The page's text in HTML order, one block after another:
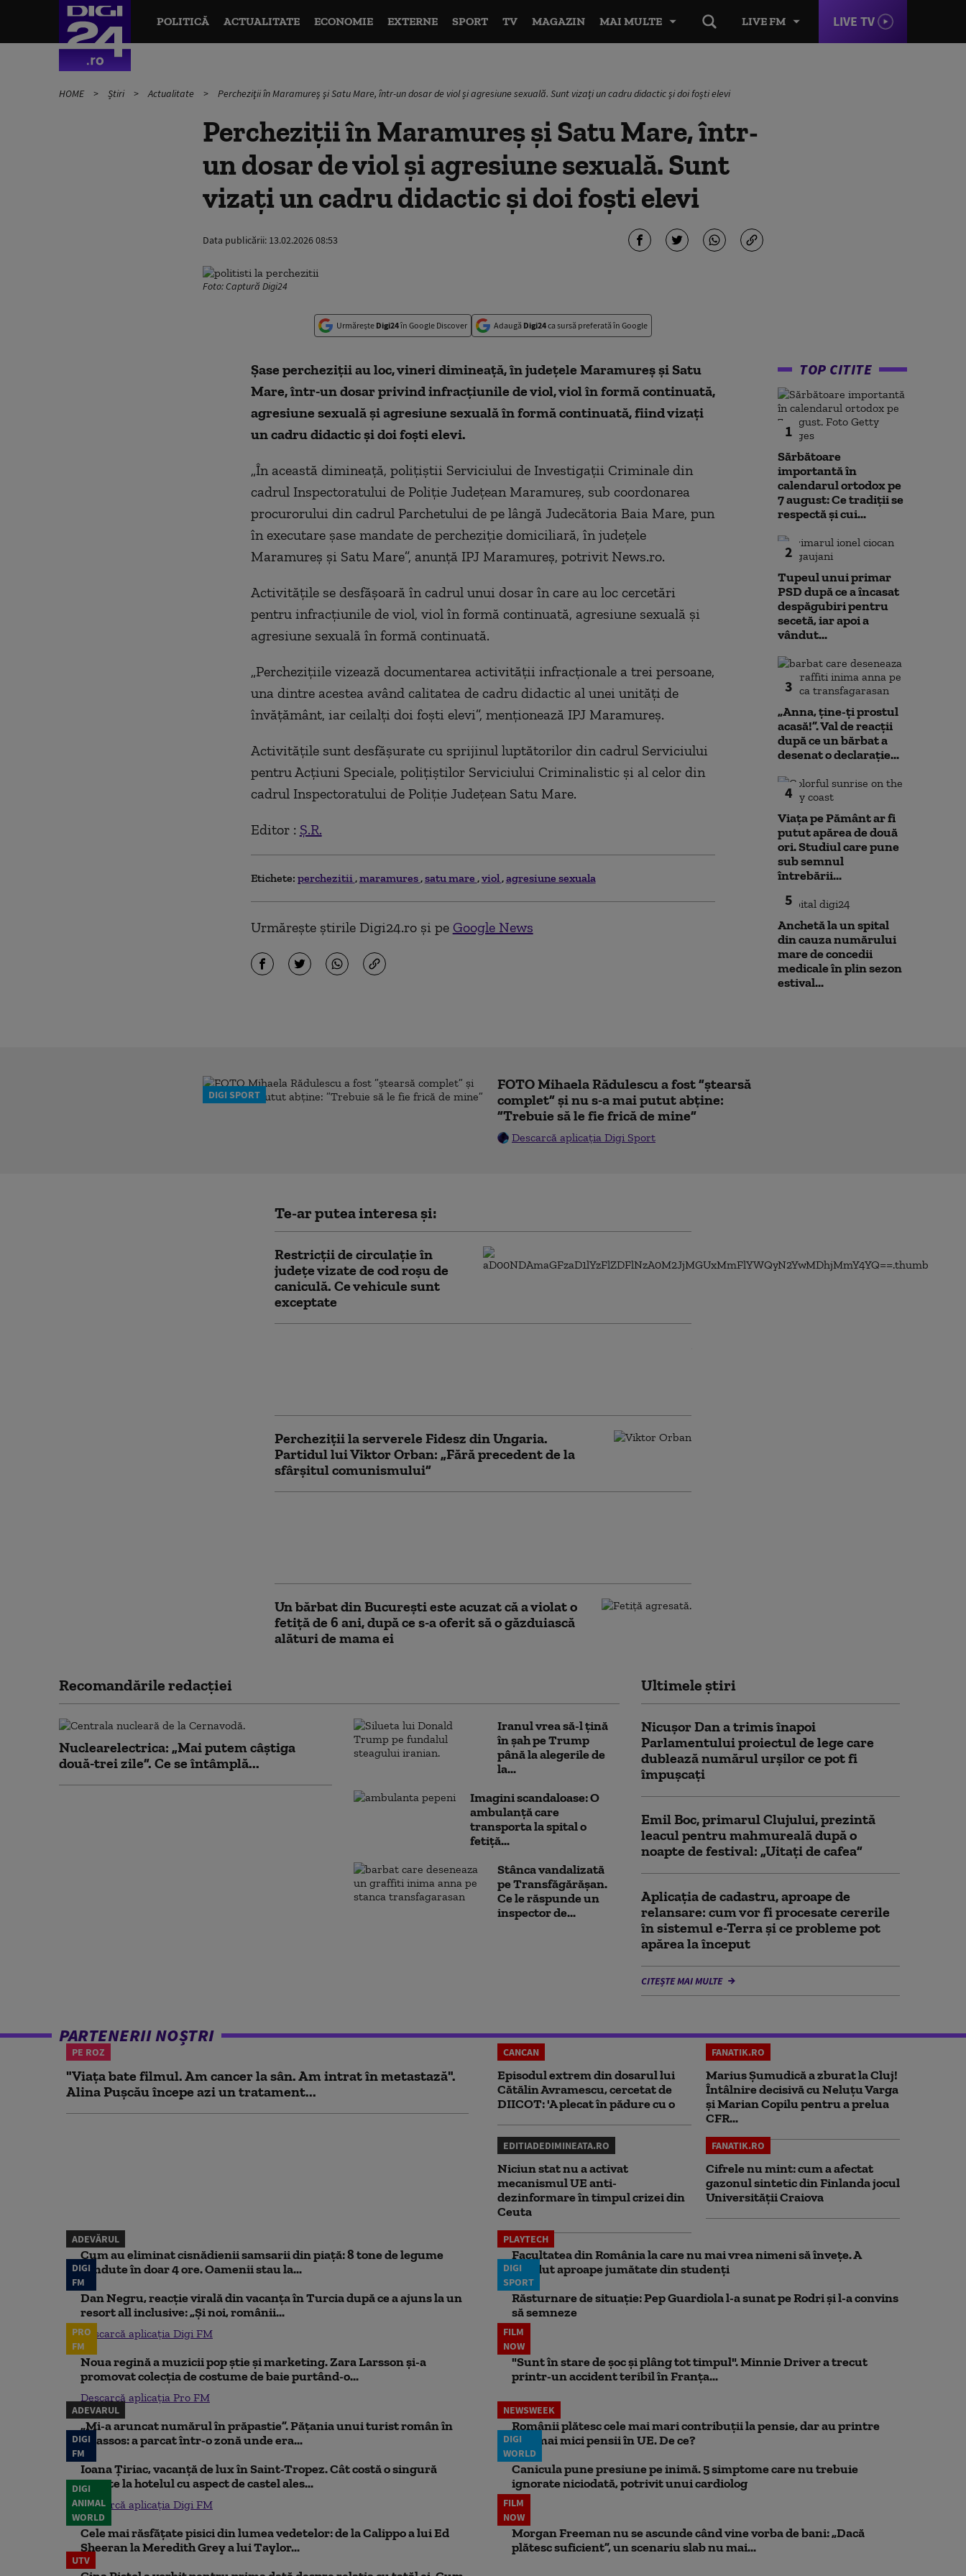
LIVE FM LIVE TV
POLITICĂ ACTUALITATE ECONOMIE EXTERNE SPORT TV MAGAZIN MAI MULTE
HOME Știri Actualitate Percheziţii în Maramureş şi Satu Mare, într-un dosar de viol și agresiune sexuală. Sunt vizaţi un cadru didactic şi doi foști elevi
Percheziţii în Maramureş şi Satu Mare, într-
un dosar de viol și agresiune sexuală. Sunt
vizaţi un cadru didactic şi doi foști elevi
Data publicării: 13.02.2026 08:53
Foto: Captură Digi24
Urmărește Digi24în Google Discover Adaugă Digi24ca sursă preferată în Google
Şase percheziţii au loc, vineri dimineaţă, în judeţele Maramureş şi Satu
Mare, într-un dosar privind infracţiunile de viol, viol în formă continuată,
agresiune sexuală şi agresiune sexuală în formă continuată, fiind vizaţi
un cadru didactic şi doi foşti elevi.
„În această dimineaţă, poliţiştii Serviciului de Investigaţii Criminale din
cadrul Inspectoratului de Poliţie Judeţean Maramureş, sub coordonarea
procurorului din cadrul Parchetului de pe lângă Judecătoria Baia Mare, pun
în executare şase mandate de percheziţie domiciliară, în judeţele
Maramureş şi Satu Mare”, anunţă IPJ Maramureş, potrivit News.ro.
Activităţile se desfăşoară în cadrul unui dosar în care au loc cercetări
pentru infracţiunile de viol, viol în formă continuată, agresiune sexuală şi
agresiune sexuală în formă continuată.
„Percheziţiile vizează documentarea activităţii infracţionale a trei persoane,
una dintre acestea având calitatea de cadru didactic al unei unităţi de
învăţământ, iar ceilalţi doi foşti elevi”, menţionează IPJ Maramureş.
Activităţile sunt desfăşurate cu sprijinul luptătorilor din cadrul Serviciului
pentru Acţiuni Speciale, poliţiştilor Serviciului Criminalistic şi al celor din
cadrul Inspectoratului de Poliţie Judeţean Satu Mare.
Editor : Ș.R.
Etichete: perchezitii maramures satu mare viol agresiune sexuala
Urmărește știrile Digi24.ro și pe Google News
TOP CITITE
1
Sărbătoare
importantă în
calendarul ortodox pe
7 august: Ce tradiții se
respectă și cui...
2
Tupeul unui primar
PSD după ce a încasat
despăgubiri pentru
secetă, iar apoi a
vândut...
3
„Anna, ţine-ţi prostul
acasă!”. Val de reacții
după ce un bărbat a
desenat o declarație...
4
Viața pe Pământ ar fi
putut apărea de două
ori. Studiul care pune
sub semnul
întrebării...
5
Anchetă la un spital
din cauza numărului
mare de concedii
medicale în plin sezon
estival...
DIGI SPORT
FOTO Mihaela Rădulescu a fost ”ștearsă
complet” și nu s-a mai putut abține:
”Trebuie să le fie frică de mine”
Descarcă aplicația Digi Sport
Te-ar putea interesa și:
Restricţii de circulaţie în
județe vizate de cod roşu de
caniculă. Ce vehicule sunt
exceptate
Percheziţii la serverele Fidesz din Ungaria.
Partidul lui Viktor Orban: „Fără precedent de la
sfârşitul comunismului”
Un bărbat din București este acuzat că a violat o
fetiţă de 6 ani, după ce s-a oferit să o găzduiască
alături de mama ei
Recomandările redacţiei
Nuclearelectrica: „Mai putem câștiga
două-trei zile”. Ce se întâmplă...
Iranul vrea să-l țină
în șah pe Trump
până la alegerile de
la...
Imagini scandaloase: O
ambulanță care
transporta la spital o
fetiță...
Stânca vandalizată
pe Transfăgărășan.
Ce le răspunde un
inspector de...
Ultimele știri
Nicușor Dan a trimis înapoi
Parlamentului proiectul de lege care
dublează numărul urșilor ce pot fi
împușcați
Emil Boc, primarul Clujului, prezintă
leacul pentru mahmureală după o
noapte de festival: „Uitați de cafea”
Aplicația de cadastru, aproape de
relansare: cum vor fi procesate cererile
în sistemul e-Terra și ce probleme pot
apărea la început
CITEȘTE MAI MULTE
PARTENERII NOȘTRI
PE ROZ
"Viața bate filmul. Am cancer la sân. Am intrat în metastază".
Alina Pușcău începe azi un tratament...
CANCAN
Episodul extrem din dosarul lui
Cătălin Avramescu, cercetat de
DIICOT: 'A plecat în pădure cu o
FANATIK.RO
Marius Şumudică a zburat la Cluj!
Întâlnire decisivă cu Neluţu Varga
şi Marian Copilu pentru a prelua
CFR...
EDITIADEDIMINEATA.RO
Niciun stat nu a activat
mecanismul UE anti-
dezinformare în timpul crizei din
Ceuta
FANATIK.RO
Cifrele nu mint: cum a afectat
gazonul sintetic din Finlanda jocul
Universității Craiova
ADEVĂRUL
Cum au eliminat cisnădienii samsarii din piață: 8 tone de legume
vândute în doar 4 ore. Oamenii stau la...
PLAYTECH
Facultatea din România la care nu mai vrea nimeni să înveţe. A
pierdut aproape jumătate din studenţi
DIGI
FM
Dan Negru, reacție virală din vacanța în Turcia după ce a ajuns la un
resort all inclusive: „Și noi, românii...
Descarcă aplicația Digi FM
DIGI
SPORT
Răsturnare de situație: Pep Guardiola l-a sunat pe Rodri și l-a convins
să semneze
PRO
FM
Noua regină a muzicii pop știe și marketing. Zara Larsson și-a
promovat colecția de costume de baie purtând-o...
Descarcă aplicația Pro FM
FILM
NOW
"Sunt în stare de șoc și plâng tot timpul". Minnie Driver a trecut
printr-un accident teribil în Franța...
ADEVARUL
„Mi-a aruncat numărul în prăpastie”. Pățania unui turist român în
Thassos: a parcat într-o zonă unde era...
NEWSWEEK
Românii plătesc cele mai mari contribuții la pensie, dar au printre
cele mai mici pensii în UE. De ce?
DIGI
FM
Ioana Țiriac, vacanță de lux în Saint-Tropez. Cât costă o singură
noapte la hotelul cu aspect de castel ales...
Descarcă aplicația Digi FM
DIGI
WORLD
Canicula pune presiune pe inimă. 5 simptome care nu trebuie
ignorate niciodată, potrivit unui cardiolog
DIGI
ANIMAL
WORLD
Cele mai răsfățate pisici din lumea vedetelor: de la Calippo a lui Ed
Sheeran la Meredith Grey a lui Taylor...
FILM
NOW
Morgan Freeman nu se ascunde când vine vorba de bani: „Dacă
plătesc suficient”, un scenariu slab nu mai...
UTV